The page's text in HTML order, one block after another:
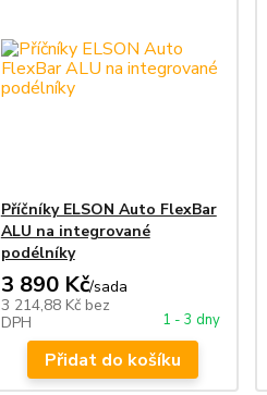
Příčníky ELSON Auto FlexBar
ALU na integrované
podélníky
3 890 Kč/sada
3 214,88 Kč bez
DPH
1 - 3 dny
Přidat do košíku